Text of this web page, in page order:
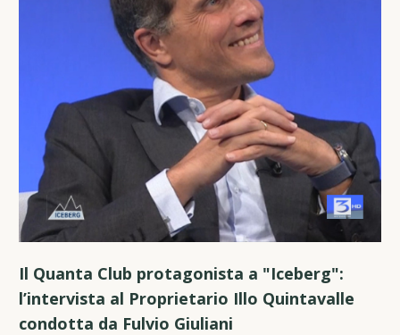
Il Quanta Club protagonista a "Iceberg":
l’intervista al Proprietario Illo Quintavalle
condotta da Fulvio Giuliani